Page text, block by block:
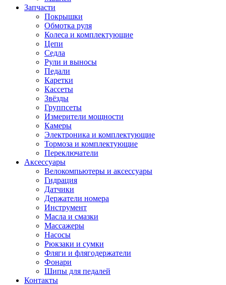
Запчасти
Покрышки
Обмотка руля
Колеса и комплектующие
Цепи
Седла
Рули и выносы
Педали
Каретки
Кассеты
Звёзды
Группсеты
Измерители мощности
Камеры
Электроника и комплектующие
Тормоза и комплектующие
Переключатели
Аксессуары
Велокомпьютеры и аксессуары
Гидрация
Датчики
Держатели номера
Инструмент
Масла и смазки
Массажеры
Насосы
Рюкзаки и сумки
Фляги и флягодержатели
Фонари
Шипы для педалей
Контакты